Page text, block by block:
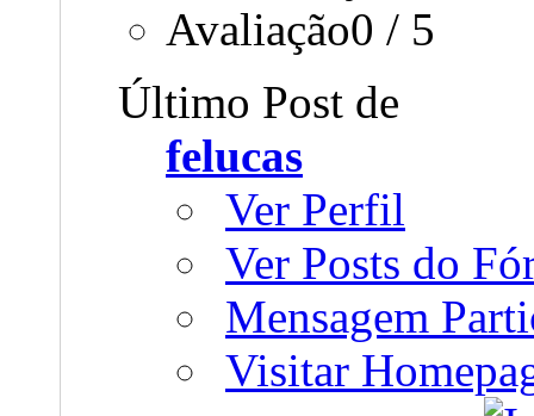
Avaliação0 / 5
Último Post de
felucas
Ver Perfil
Ver Posts do
Mensagem
Visitar